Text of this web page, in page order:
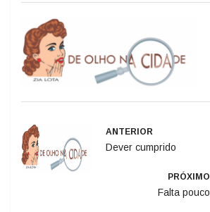
ANTERIOR
Dever cumprido
PRÓXIMO
Falta pouco